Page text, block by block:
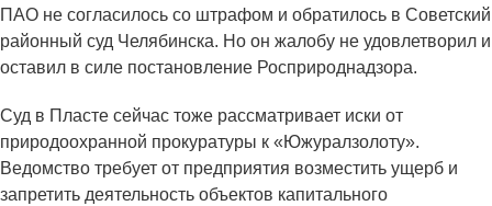
ПАО не согласилось со штрафом и обратилось в Советский
районный суд Челябинска. Но он жалобу не удовлетворил и
оставил в силе постановление Росприроднадзора.
Суд в Пласте сейчас тоже рассматривает иски от
природоохранной прокуратуры к «Южуралзолоту».
Ведомство требует от предприятия возместить ущерб и
запретить деятельность объектов капитального